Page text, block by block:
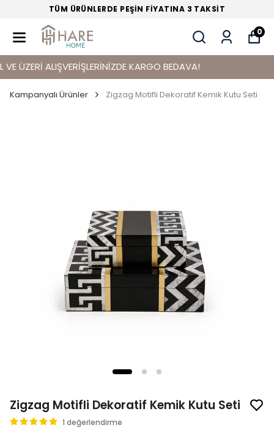
TÜM ÜRÜNLERDE PEŞİN FİYATINA 3 TAKSİT
0
ALIŞVERİŞLERİNİZDE KARGO BEDAVA!
Kampanyalı Ürünler Zigzag Motifli Dekoratif Kemik Kutu Seti
Zigzag Motifli Dekoratif Kemik Kutu Seti
1 değerlendirme